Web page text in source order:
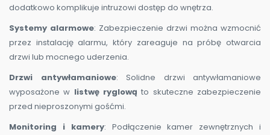
dodatkowo komplikuje intruzowi dostęp do wnętrza.
Systemy alarmowe: Zabezpieczenie drzwi można wzmocnić
przez instalację alarmu, który zareaguje na próbę otwarcia
drzwi lub mocnego uderzenia.
Drzwi antywłamaniowe: Solidne drzwi antywłamaniowe
wyposażone w listwę ryglową to skuteczne zabezpieczenie
przed nieproszonymi gośćmi.
Monitoring i kamery: Podłączenie kamer zewnętrznych i